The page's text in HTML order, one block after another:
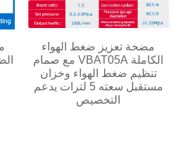
مضخة تعزيز ضغط الهواء
الكاملة VBAT05A مع صمام
تنظيم ضغط الهواء وخزان
مستقبل سعته 5 لترات يدعم
التخصيص